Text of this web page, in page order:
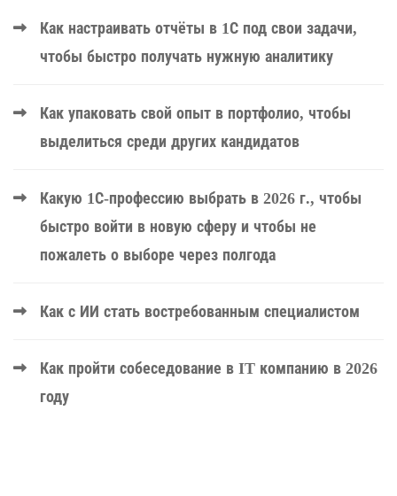
Как настраивать отчёты в 1С под свои задачи,
чтобы быстро получать нужную аналитику
Как упаковать свой опыт в портфолио, чтобы
выделиться среди других кандидатов
Какую 1С-профессию выбрать в 2026 г., чтобы
быстро войти в новую сферу и чтобы не
пожалеть о выборе через полгода
Как с ИИ стать востребованным специалистом
Как пройти собеседование в IT компанию в 2026
году